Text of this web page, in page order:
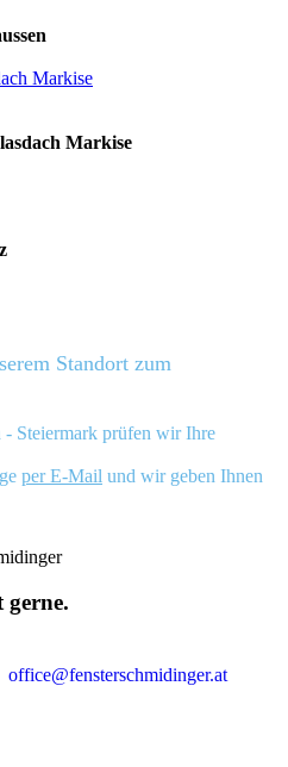
Markise
Standort zum
Steiermark prüfen wir Ihre
per E-Mail und wir geben Ihnen
gerne.
office@fensterschmidinger.at